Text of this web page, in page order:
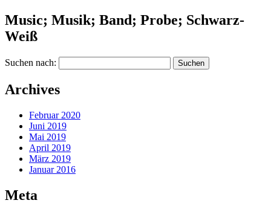
Music; Musik; Band; Probe; Schwarz-
Weiß
Suchen nach:
Archives
Februar 2020
Juni 2019
Mai 2019
April 2019
März 2019
Januar 2016
Meta